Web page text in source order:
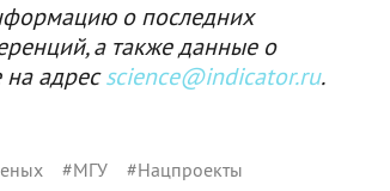
о последних
а также данные о
на адресscience@indicator.ru.
#МГУ #Нацпроекты